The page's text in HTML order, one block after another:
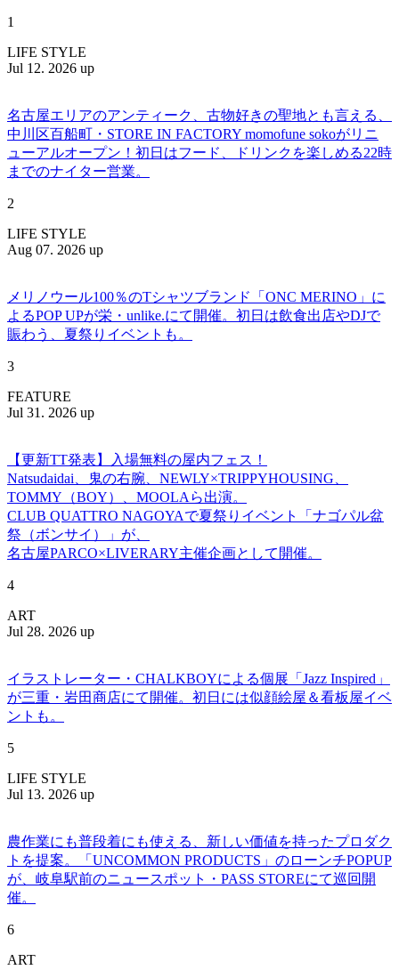
1
LIFE STYLE
Jul 12. 2026 up
名古屋エリアのアンティーク、古物好きの聖地とも言える、
中川区百船町・STORE IN FACTORY momofune sokoがリニ
ューアルオープン！初日はフード、ドリンクを楽しめる22時
までのナイター営業。
2
LIFE STYLE
Aug 07. 2026 up
メリノウール100％のTシャツブランド「ONC MERINO」に
よるPOP UPが栄・unlike.にて開催。初日は飲食出店やDJで
賑わう、夏祭りイベントも。
3
FEATURE
Jul 31. 2026 up
【更新TT発表】入場無料の屋内フェス！
Natsudaidai、鬼の右腕、NEWLY×TRIPPYHOUSING、
TOMMY（BOY）、MOOLAら出演。
CLUB QUATTRO NAGOYAで夏祭りイベント「ナゴパル盆
祭（ボンサイ）」が、
名古屋PARCO×LIVERARY主催企画として開催。
4
ART
Jul 28. 2026 up
イラストレーター・CHALKBOYによる個展「Jazz Inspired」
が三重・岩田商店にて開催。初日には似顔絵屋＆看板屋イベ
ントも。
5
LIFE STYLE
Jul 13. 2026 up
農作業にも普段着にも使える、新しい価値を持ったプロダク
トを提案。「UNCOMMON PRODUCTS」のローンチPOPUP
が、岐阜駅前のニュースポット・PASS STOREにて巡回開
催。
6
ART